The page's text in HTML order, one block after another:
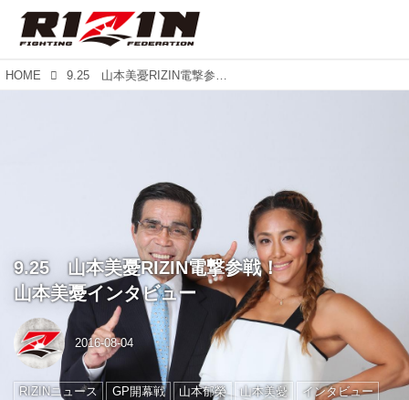
HOME 9.25 山本美憂RIZIN電撃参戦！ 山本美憂インタビュー
9.25 山本美憂RIZIN電撃参戦！
山本美憂インタビュー
2016-08-04
RIZINニュース GP開幕戦 山本郁榮 山本美憂 インタビュー